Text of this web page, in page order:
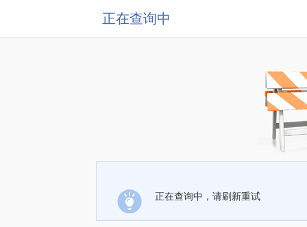
正在查询中
正在查询中，请刷新重试